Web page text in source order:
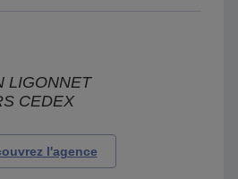
LIGONNET
CEDEX
l'agence